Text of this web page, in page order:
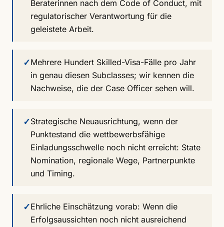
Beraterinnen nach dem Code of Conduct, mit
regulatorischer Verantwortung für die
geleistete Arbeit.
✓Mehrere Hundert Skilled-Visa-Fälle pro Jahr
in genau diesen Subclasses; wir kennen die
Nachweise, die der Case Officer sehen will.
✓Strategische Neuausrichtung, wenn der
Punktestand die wettbewerbsfähige
Einladungsschwelle noch nicht erreicht: State
Nomination, regionale Wege, Partnerpunkte
und Timing.
✓Ehrliche Einschätzung vorab: Wenn die
Erfolgsaussichten noch nicht ausreichend